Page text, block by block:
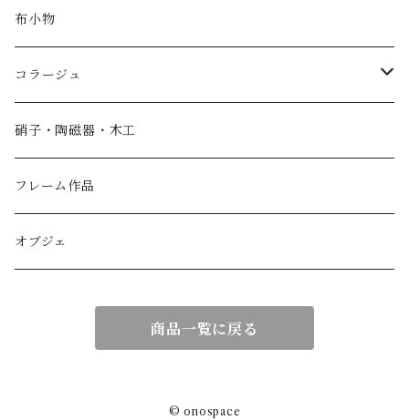
布小物
コラージュ
香箱
小物入れ
紙製品
硝子・陶磁器・木工
フレーム作品
オブジェ
商品一覧に戻る
© onospace